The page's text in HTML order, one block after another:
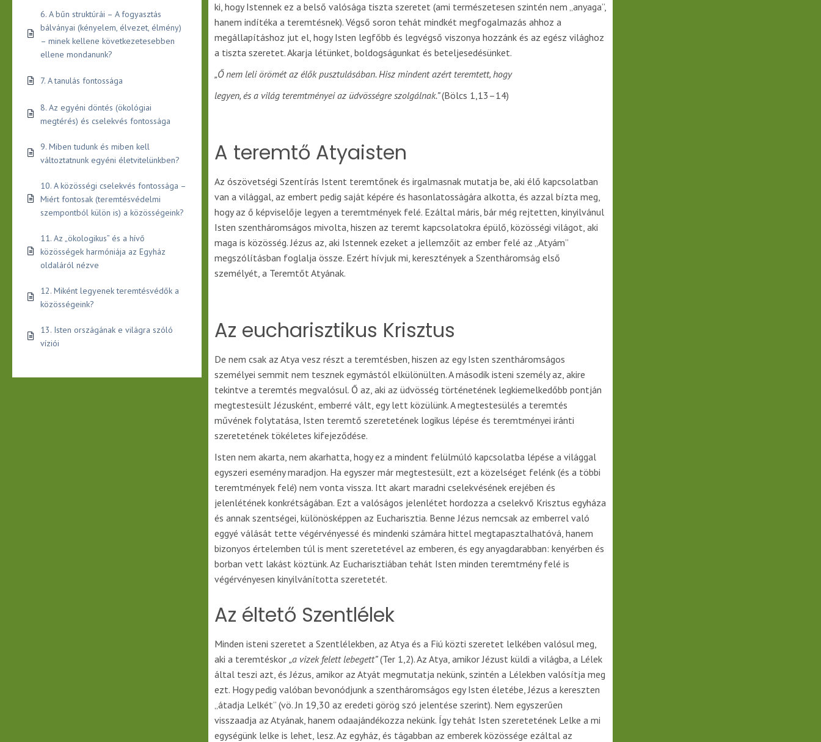
6. A bűn struktúrái – A fogyasztás
bálványai (kényelem, élvezet, élmény)
– minek kellene következetesebben
ellene mondanunk?
7. A tanulás fontossága
8. Az egyéni döntés (ökológiai
megtérés) és cselekvés fontossága
9. Miben tudunk és miben kell
változtatnunk egyéni életvitelünkben?
10. A közösségi cselekvés fontossága –
Miért fontosak (teremtésvédelmi
szempontból külön is) a közösségeink?
11. Az „ökologikus” és a hívő
közösségek harmóniája az Egyház
oldaláról nézve
12. Miként legyenek teremtésvédők a
közösségeink?
13. Isten országának e világra szóló
víziói
ki, hogy Istennek ez a belső valósága tiszta szeretet (ami természetesen szintén nem „anyaga”,
hanem indítéka a teremtésnek). Végső soron tehát mindkét megfogalmazás ahhoz a
megállapításhoz jut el, hogy Isten legfőbb és legvégső viszonya hozzánk és az egész világhoz
a tiszta szeretet. Akarja létünket, boldogságunkat és beteljesedésünket.
„Ő nem leli örömét az élők pusztulásában. Hisz mindent azért teremtett, hogy
legyen, és a világ teremtményei az üdvösségre szolgálnak.”(Bölcs 1,13–14)
A teremtő Atyaisten
Az ószövetségi Szentírás Istent teremtőnek és irgalmasnak mutatja be, aki élő kapcsolatban
van a világgal, az embert pedig saját képére és hasonlatosságára alkotta, és azzal bízta meg,
hogy az ő képviselője legyen a teremtmények felé. Ezáltal máris, bár még rejtetten, kinyilvánul
Isten szentháromságos mivolta, hiszen az teremt kapcsolatokra épülő, közösségi világot, aki
maga is közösség. Jézus az, aki Istennek ezeket a jellemzőit az ember felé az „Atyám”
megszólításban foglalja össze. Ezért hívjuk mi, keresztények a Szentháromság első
személyét, a Teremtőt Atyának.
Az eucharisztikus Krisztus
De nem csak az Atya vesz részt a teremtésben, hiszen az egy Isten szentháromságos
személyei semmit nem tesznek egymástól elkülönülten. A második isteni személy az, akire
tekintve a teremtés megvalósul. Ő az, aki az üdvösség történetének legkiemelkedőbb pontján
megtestesült Jézusként, emberré vált, egy lett közülünk. A megtestesülés a teremtés
művének folytatása, Isten teremtő szeretetének logikus lépése és teremtményei iránti
szeretetének tökéletes kifejeződése.
Isten nem akarta, nem akarhatta, hogy ez a mindent felülmúló kapcsolatba lépése a világgal
egyszeri esemény maradjon. Ha egyszer már megtestesült, ezt a közelséget felénk (és a többi
teremtmények felé) nem vonta vissza. Itt akart maradni cselekvésének erejében és
jelenlétének konkrétságában. Ezt a valóságos jelenlétet hordozza a cselekvő Krisztus egyháza
és annak szentségei, különösképpen az Eucharisztia. Benne Jézus nemcsak az emberrel való
eggyé válását tette végérvényessé és mindenki számára hittel megtapasztalhatóvá, hanem
bizonyos értelemben túl is ment szeretetével az emberen, és egy anyagdarabban: kenyérben és
borban vett lakást köztünk. Az Eucharisztiában tehát Isten minden teremtmény felé is
végérvényesen kinyilvánította szeretetét.
Az éltető Szentlélek
Minden isteni szeretet a Szentlélekben, az Atya és a Fiú közti szeretet lelkében valósul meg,
aki a teremtéskor „a vizek felett lebegett”(Ter 1,2). Az Atya, amikor Jézust küldi a világba, a Lélek
által teszi azt, és Jézus, amikor az Atyát megmutatja nekünk, szintén a Lélekben valósítja meg
ezt. Hogy pedig valóban bevonódjunk a szentháromságos egy Isten életébe, Jézus a kereszten
„átadja Lelkét” (vö. Jn 19,30 az eredeti görög szó jelentése szerint). Nem egyszerűen
visszaadja az Atyának, hanem odaajándékozza nekünk. Így tehát Isten szeretetének Lelke a mi
egységünk lelke is lehet, lesz. Az egyház, és tágabban az emberek közössége ezáltal az